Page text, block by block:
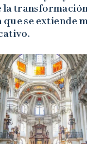
la
se extiende